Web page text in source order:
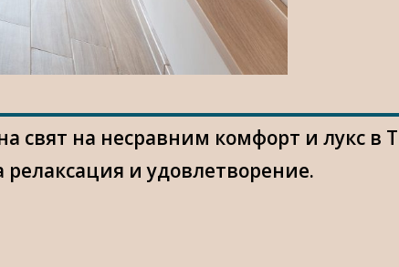
свят на несравним комфорт и лукс
и удовлетворение.